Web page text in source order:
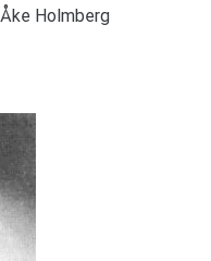
Åke Holmberg